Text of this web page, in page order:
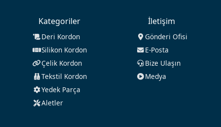
Kategoriler
Deri Kordon
Silikon Kordon
Çelik Kordon
Tekstil Kordon
Yedek Parça
Aletler
İletişim
Gönderi Ofisi
E-Posta
Bize Ulaşın
Medya